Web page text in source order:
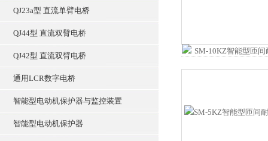
QJ23a型 直流单臂电桥
QJ44型 直流双臂电桥
QJ42型 直流双臂电桥
通用LCR数字电桥
智能型电动机保护器与监控装置
智能型电动机保护器